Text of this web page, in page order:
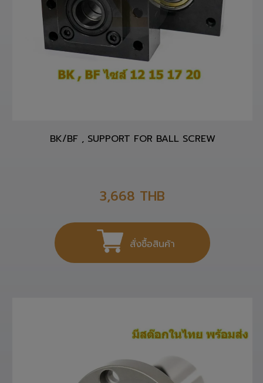
BK/BF , SUPPORT FOR BALL SCREW
3,668 THB
สั่งซื้อสินค้า